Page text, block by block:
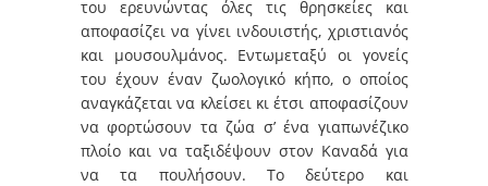
του ερευνώντας όλες τις θρησκείες και
αποφασίζει να γίνει ινδουιστής, χριστιανός
και μουσουλμάνος. Εντωμεταξύ οι γονείς
του έχουν έναν ζωολογικό κήπο, ο οποίος
αναγκάζεται να κλείσει κι έτσι αποφασίζουν
να φορτώσουν τα ζώα σ’ ένα γιαπωνέζικο
πλοίο και να ταξιδέψουν στον Καναδά για
να τα πουλήσουν. Το δεύτερο και